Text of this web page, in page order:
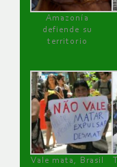
Amazonía
defiende su
territorio
Vale mata, Brasil